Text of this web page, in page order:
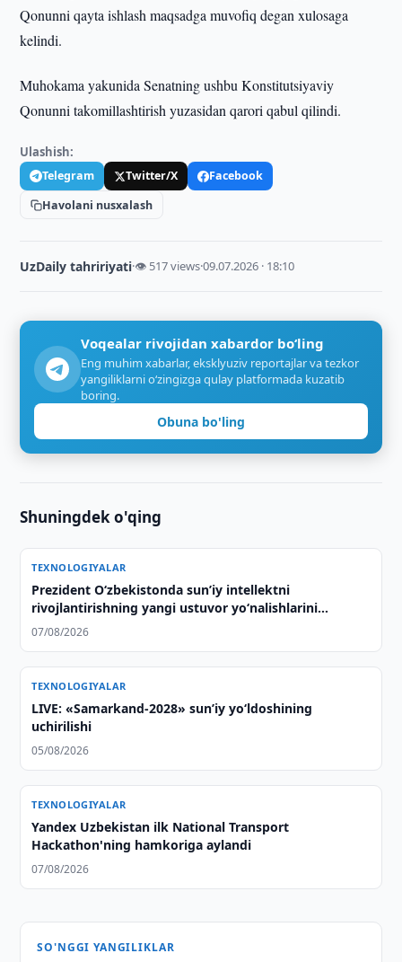
Qonunni qayta ishlash maqsadga muvofiq degan xulosaga
kelindi.
Muhokama yakunida Senatning ushbu Konstitutsiyaviy
Qonunni takomillashtirish yuzasidan qarori qabul qilindi.
Ulashish:
Telegram Twitter/X
Facebook
Havolani nusxalash
UzDaily tahririyati·👁 517 views·09.07.2026 · 18:10
Voqealar rivojidan xabardor bo‘ling
Eng muhim xabarlar, eksklyuziv reportajlar va tezkor
yangiliklarni o‘zingizga qulay platformada kuzatib
boring.
Obuna bo'ling
Shuningdek o'qing
TEXNOLOGIYALAR
Prezident Oʻzbekistonda sunʼiy intellektni
rivojlantirishning yangi ustuvor yoʻnalishlarini
belgilab berdi
07/08/2026
TEXNOLOGIYALAR
LIVE: «Samarkand-2028» sun’iy yo‘ldoshining
uchirilishi
05/08/2026
TEXNOLOGIYALAR
Yandex Uzbekistan ilk National Transport
Hackathon'ning hamkoriga aylandi
07/08/2026
SO'NGGI YANGILIKLAR